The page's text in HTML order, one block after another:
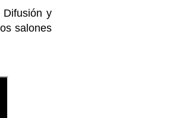
Difusión y
salones